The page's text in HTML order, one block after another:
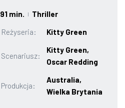
91 min. |
Thriller
Reżyseria:
Kitty Green
Scenariusz:
Kitty Green,
Oscar Redding
Produkcja:
Australia,
Wielka Brytania